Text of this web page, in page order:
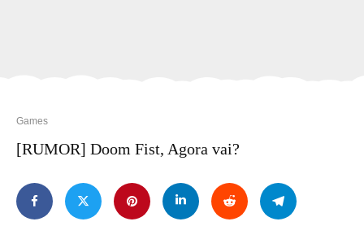
Games
[RUMOR] Doom Fist, Agora vai?